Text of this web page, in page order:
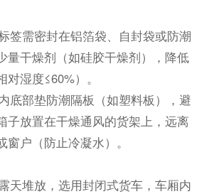
签需密封在铝箔袋、自封袋或防潮
量干燥剂（如硅胶干燥剂），降低
湿度≤60%）。
底部垫防潮隔板（如塑料板），避
子放置在干燥通风的货架上，远离
户（防止冷凝水）。
天堆放，选用封闭式货车，车厢内